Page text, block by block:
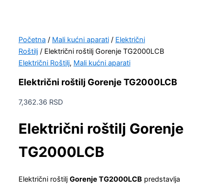
Početna / Mali kućni aparati / Električni
Roštilj / Električni roštilj Gorenje TG2000LCB
Električni Roštilj, Mali kućni aparati
Električni roštilj Gorenje TG2000LCB
7,362.36 RSD
Električni roštilj Gorenje
TG2000LCB
Električni roštilj Gorenje TG2000LCB predstavlja